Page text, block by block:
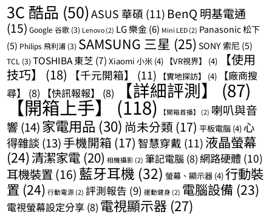
3C 酷品 (50)ASUS 華碩 (11) BenQ 明基電通
(15) Google 谷歌 (3) Lenovo (2) LG 樂金(6) Mini LED (2) Panasonic 松下
(5) Philips 飛利浦 (3) SAMSUNG 三星 (25) SONY 索尼 (5)
TCL (3) TOSHIBA 東芝 (7) Xiaomi 小米 (4) 【VR視界】 (4)
【使用
技巧】
(18) 【千元開箱】 (11) 【實地探訪】 (4)
【廠商搜
尋】
(8) 【快訊報報】 (8) 【詳細評測】 (87)
【開箱上手】(118) 【開箱首播】 (2) 喇叭與音
響 (14)家電用品 (30) 尚未分類 (17) 平板電腦 (4) 心
得雜談 (13)手機開箱 (17) 智慧穿戴 (11) 液晶螢幕
(24)清潔家電 (20) 相機攝影 (2) 筆記電腦 (8)網路硬體 (10)
耳機裝置 (16) 藍牙耳機 (32) 螢幕、顯示器 (4)行動裝
置 (24) 行動電源 (2) 評測報告 (9) 運動健身 (2) 電腦設備 (23)
電視螢幕設定分享 (8) 電視顯示器 (27)